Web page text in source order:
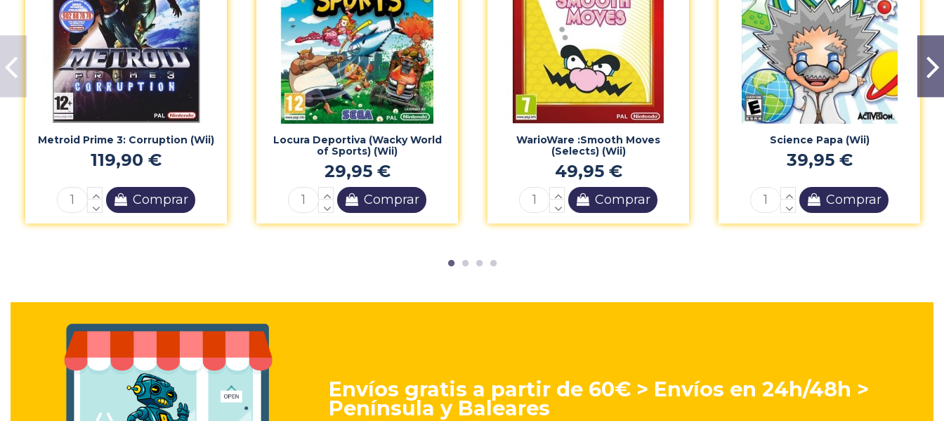
Metroid Prime 3: Corruption (Wii)
119,90 €
Comprar
Locura Deportiva (Wacky World
of Sports) (Wii)
29,95 €
Comprar
WarioWare :Smooth Moves
(Selects) (Wii)
49,95 €
Comprar
Science Papa (Wii)
39,95 €
Comprar
Envíos gratis a partir de 60€ > Envíos en 24h/48h >
Península y Baleares